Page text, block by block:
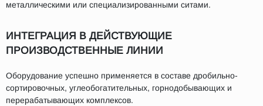
металлическими или специализированными ситами.
ИНТЕГРАЦИЯ В ДЕЙСТВУЮЩИЕ
ПРОИЗВОДСТВЕННЫЕ ЛИНИИ
Оборудование успешно применяется в составе дробильно-
сортировочных, углеобогатительных, горнодобывающих и
перерабатывающих комплексов.